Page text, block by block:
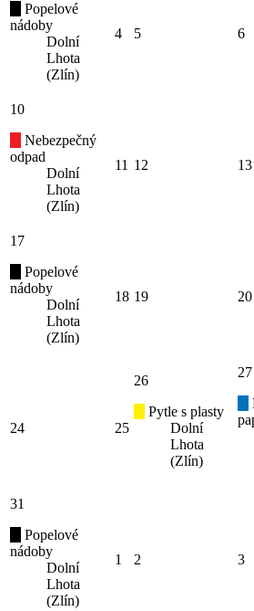
Popelové
nádoby
Dolní
Lhota
(Zlín)
4 5 6
10
Nebezpečný
odpad
Dolní
Lhota
(Zlín)
11 12 13
17
Popelové
nádoby
Dolní
Lhota
(Zlín)
18 19 20
24 25
26
Pytle s plasty
Dolní
Lhota
(Zlín)
27
31
Popelové
nádoby
Dolní
Lhota
(Zlín)
1 2 3